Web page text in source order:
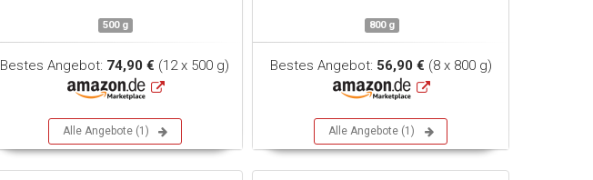
500 g
Bestes Angebot: 74,90 € (12 x 500 g)
Alle Angebote (1)
800 g
Bestes Angebot: 56,90 € (8 x 800 g)
Alle Angebote (1)